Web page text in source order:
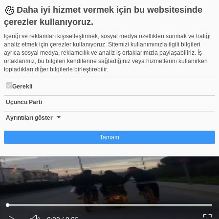
Daha iyi hizmet vermek için bu websitesinde
çerezler kullanıyoruz.
İçeriği ve reklamları kişiselleştirmek, sosyal medya özellikleri sunmak ve trafiği
analiz etmek için çerezler kullanıyoruz. Sitemizi kullanımınızla ilgili bilgileri
ayrıca sosyal medya, reklamcılık ve analiz iş ortaklarımızla paylaşabiliriz. İş
ortaklarımız, bu bilgileri kendilerine sağladığınız veya hizmetlerini kullanırken
topladıkları diğer bilgilerle birleştirebilir.
Gerekli
Üçüncü Parti
Ayrıntıları göster
Tamam
Çerez nedir?
Çerezler, web-sitelerinin, kullanıcıların deneyimlerini daha verimli hale getirmek
amacıyla kullandığı küçük metin dosyalarıdır. Yasalara göre, bu sitenin
işletilmesi için kesinlikle gerekli olan çerezleri cihazınıza yerleştirebiliyoruz.
Diğer çerez türleri için sizden izin almamız gerekiyor. Bu site farklı çerez türleri
kullanmaktadır. Bazı çerezler, sayfalarımızda yer alan üçüncü şahıs hizmetleri
tarafından yerleştirilir. İzniniz şu alanlar için geçerlidir: web.tv
Ses
Yüklendi:
Yükleniyor:
Bursa'da ölümle dans etti